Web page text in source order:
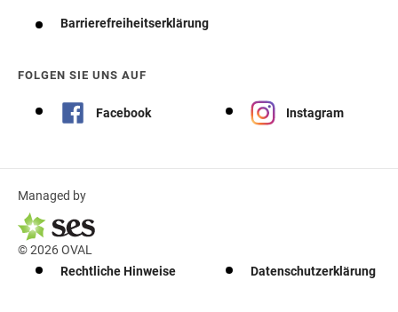
Barrierefreiheitserklärung
FOLGEN SIE UNS AUF
Facebook Instagram
Managed by
© 2026 OVAL
Rechtliche Hinweise
Datenschutzerklärung